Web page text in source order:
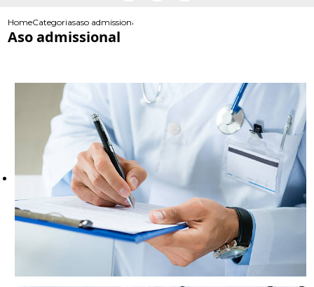
HomeCategoriasaso admissional
Aso admissional